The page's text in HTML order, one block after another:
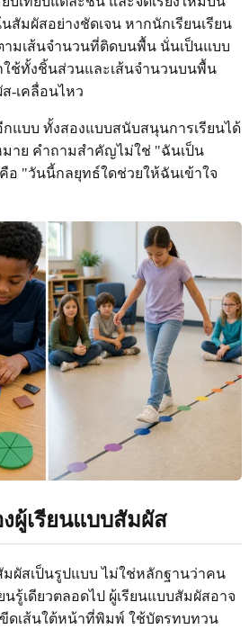
สัมผัสอย่างชัดเจน หากนักเรียนเรียน
ามเส้นจำนวนที่ติดบนพื้น นั่นเป็นแบบ
ใช้ทั้งชิ้นส่วนและเส้นจำนวนบนพื้น
-เคลื่อนไหว
แบบ ทั้งสองแบบสนับสนุนการเรียนได้
มาย คำถามสำคัญไม่ใช่ "ฉันเป็น
อ "วันนี้กลยุทธ์ใดช่วยให้ฉันเข้าใจ
ผู้เรียนแบบสัมผัส
ผัสเป็นรูปแบบ ไม่ใช่หลักฐานว่าคน
รู้เดียวตลอดไป ผู้เรียนแบบสัมผัสอาจ
ดเส้นใต้หน้าที่พิมพ์ ใช้บัตรทบทวน